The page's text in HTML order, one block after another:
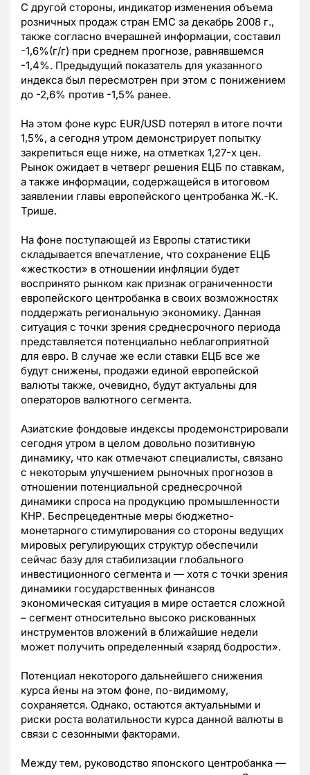
С другой стороны, индикатор изменения объема
розничных продаж стран ЕМС за декабрь 2008 г.,
также согласно вчерашней информации, составил
-1,6%(г/г) при среднем прогнозе, равнявшемся
-1,4%. Предыдущий показатель для указанного
индекса был пересмотрен при этом с понижением
до -2,6% против -1,5% ранее.
На этом фоне курс EUR/USD потерял в итоге почти
1,5%, а сегодня утром демонстрирует попытку
закрепиться еще ниже, на отметках 1,27-х цен.
Рынок ожидает в четверг решения ЕЦБ по ставкам,
а также информации, содержащейся в итоговом
заявлении главы европейского центробанка Ж.-К.
Трише.
На фоне поступающей из Европы статистики
складывается впечатление, что сохранение ЕЦБ
«жесткости» в отношении инфляции будет
воспринято рынком как признак ограниченности
европейского центробанка в своих возможностях
поддержать региональную экономику. Данная
ситуация с точки зрения среднесрочного периода
представляется потенциально неблагоприятной
для евро. В случае же если ставки ЕЦБ все же
будут снижены, продажи единой европейской
валюты также, очевидно, будут актуальны для
операторов валютного сегмента.
Азиатские фондовые индексы продемонстрировали
сегодня утром в целом довольно позитивную
динамику, что как отмечают специалисты, связано
с некоторым улучшением рыночных прогнозов в
отношении потенциальной среднесрочной
динамики спроса на продукцию промышленности
КНР. Беспрецедентные меры бюджетно-
монетарного стимулирования со стороны ведущих
мировых регулирующих структур обеспечили
сейчас базу для стабилизации глобального
инвестиционного сегмента и — хотя с точки зрения
динамики государственных финансов
экономическая ситуация в мире остается сложной
– сегмент относительно высоко рискованных
инструментов вложений в ближайшие недели
может получить определенный «заряд бодрости».
Потенциал некоторого дальнейшего снижения
курса йены на этом фоне, по-видимому,
сохраняется. Однако, остаются актуальными и
риски роста волатильности курса данной валюты в
связи с сезонными факторами.
Между тем, руководство японского центробанка —